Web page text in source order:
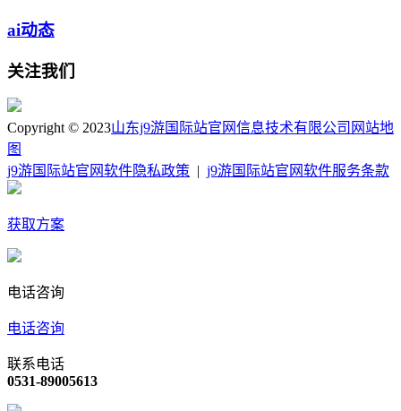
ai动态
关注我们
Copyright © 2023山东j9游国际站官网信息技术有限公司 网站地
图
j9游国际站官网软件隐私政策
j9游国际站官网软件服务条款
获取方案
电话咨询
电话咨询
联系电话
0531-89005613